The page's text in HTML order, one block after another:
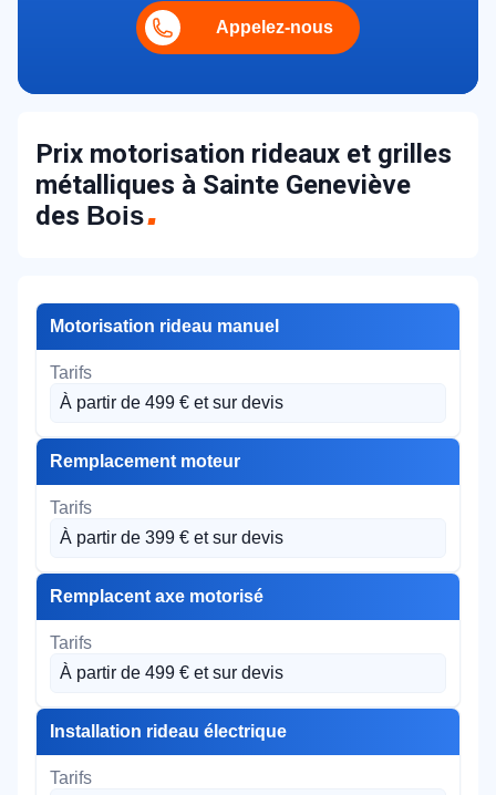
Appelez-nous
Prix motorisation rideaux et grilles
métalliques à Sainte Geneviève
des Bois
Motorisation rideau manuel
À partir de 499 € et sur devis
Remplacement moteur
À partir de 399 € et sur devis
Remplacent axe motorisé
À partir de 499 € et sur devis
Installation rideau électrique